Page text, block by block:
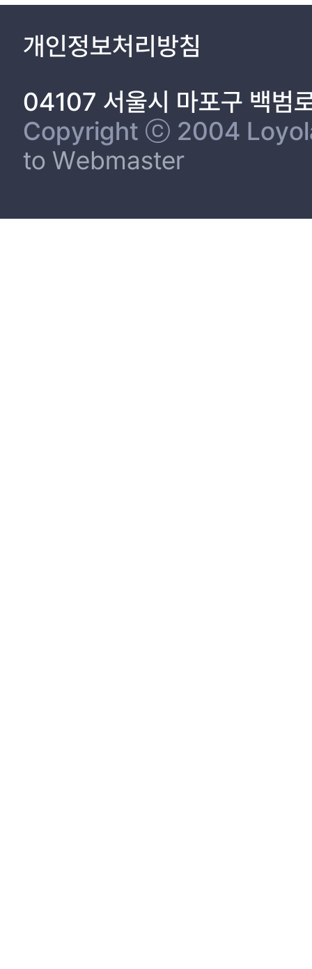
개인정보처리방침
04107 서울시 마포구 백범
Copyright ⓒ 2004
to Webmaster